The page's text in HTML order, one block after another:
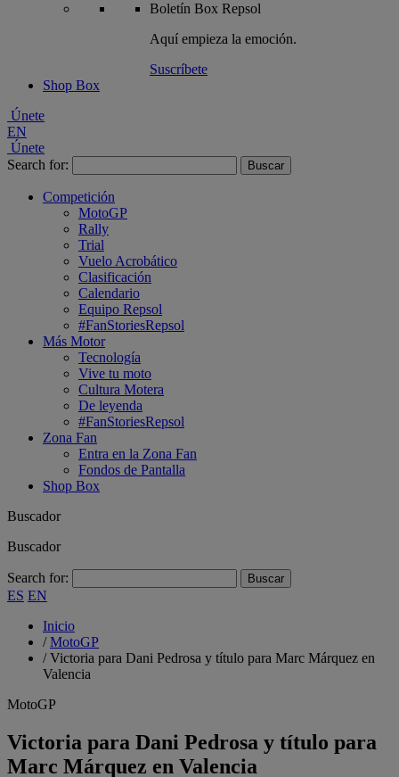
Boletín Box Repsol
Aquí empieza la emoción.
Suscríbete
Shop Box
Únete
EN
Únete
Search for:
Competición
MotoGP
Rally
Trial
Vuelo Acrobático
Clasificación
Calendario
Equipo Repsol
#FanStoriesRepsol
Más Motor
Tecnología
Vive tu moto
Cultura Motera
De leyenda
#FanStoriesRepsol
Zona Fan
Entra en la Zona Fan
Fondos de Pantalla
Shop Box
Buscador
Buscador
Search for:
ES EN
Inicio
/MotoGP
/Victoria para Dani Pedrosa y título para Marc Márquez en
Valencia
MotoGP
Victoria para Dani Pedrosa y título para
Marc Márquez en Valencia